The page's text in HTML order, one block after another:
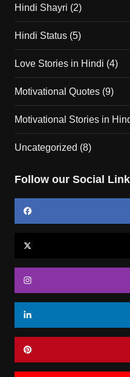
Hindi Shayri (2)
Hindi Status(5)
Love Stories in Hindi (4)
Motivational Quotes(9)
Motivational Stories in
Uncategorized (8)
Follow our Social